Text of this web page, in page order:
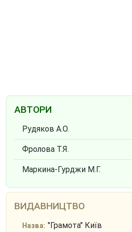
АВТОРИ
Рудяков А.О.
Фролова Т.Я.
Маркина-Гурджи М.Г.
ВИДАВНИЦТВО
Назва: "Грамота" Київ